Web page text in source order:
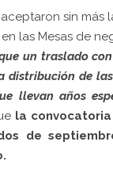
sin más
las Mesas de
un traslado
distribución de
llevan años
la
de